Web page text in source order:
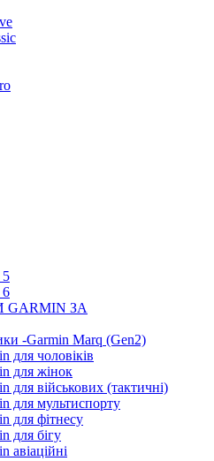
5
6
ЗА
-Garmin Marq (Gen2)
для чоловіків
для жінок
для військових (тактичні)
для мультиспорту
для фітнесу
для бігу
авіаційні